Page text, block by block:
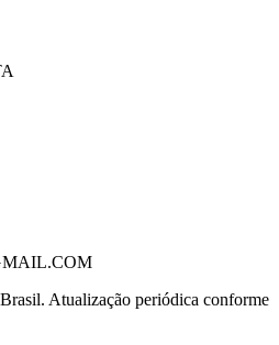
Atualização periódica conforme